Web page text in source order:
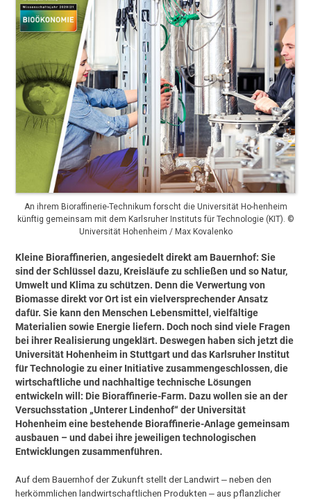
An ihrem Bioraffinerie-Technikum forscht die Universität Ho-henheim
künftig gemeinsam mit dem Karlsruher Instituts für Technologie (KIT). ©
Universität Hohenheim / Max Kovalenko
Kleine Bioraffinerien, angesiedelt direkt am Bauernhof: Sie
sind der Schlüssel dazu, Kreisläufe zu schließen und so Natur,
Umwelt und Klima zu schützen. Denn die Verwertung von
Biomasse direkt vor Ort ist ein vielversprechender Ansatz
dafür. Sie kann den Menschen Lebensmittel, vielfältige
Materialien sowie Energie liefern. Doch noch sind viele Fragen
bei ihrer Realisierung ungeklärt. Deswegen haben sich jetzt die
Universität Hohenheim in Stuttgart und das Karlsruher Institut
für Technologie zu einer Initiative zusammengeschlossen, die
wirtschaftliche und nachhaltige technische Lösungen
entwickeln will: Die Bioraffinerie-Farm. Dazu wollen sie an der
Versuchsstation „Unterer Lindenhof“ der Universität
Hohenheim eine bestehende Bioraffinerie-Anlage gemeinsam
ausbauen – und dabei ihre jeweiligen technologischen
Entwicklungen zusammenführen.
Auf dem Bauernhof der Zukunft stellt der Landwirt ‒ neben den
herkömmlichen landwirtschaftlichen Produkten ‒ aus pflanzlicher